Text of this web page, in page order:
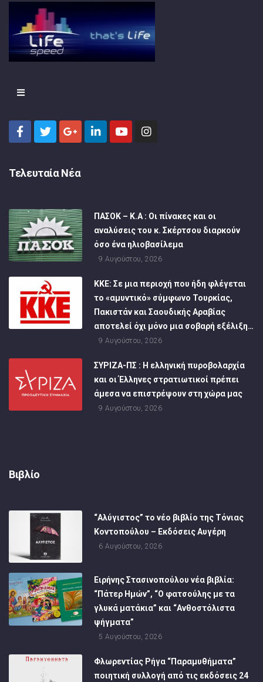
Τελευταία Νέα
ΠΑΣΟΚ – Κ.Α : Οι πίνακες και οι
αναλύσεις του κ. Σκέρτσου διαρκούν
όσο ένα ηλιοβασίλεμα
9 Αυγούστου, 2026
ΚΚΕ: Σε μια περιοχή που ήδη φλέγεται
το «αμυντικό» σύμφωνο Τουρκίας,
Πακιστάν και Σαουδικής Αραβίας
αποτελεί όχι μόνο μια σοβαρή εξέλιξη…
9 Αυγούστου, 2026
ΣΥΡΙΖΑ-ΠΣ : Η ελληνική πυροβολαρχία
και οι Έλληνες στρατιωτικοί πρέπει
άμεσα να επιστρέψουν στη χώρα μας
9 Αυγούστου, 2026
Βιβλίο
“Αλύγιστος” το νέο βιβλίο της Τόνιας
Κοντοπούλου – Εκδόσεις Αυγέρη
6 Αυγούστου, 2026
Ειρήνης Στασινοπούλου νέα βιβλία:
“Πάτερ Ημών”, “Ο φατσούλης με τα
γλυκά ματάκια” και “Ανθοστόλιστα
ψήγματα”
5 Αυγούστου, 2026
Φλωρεντίας Ρήγα “Παραμυθήματα”
ποιητική συλλογή από τις εκδόσεις 24